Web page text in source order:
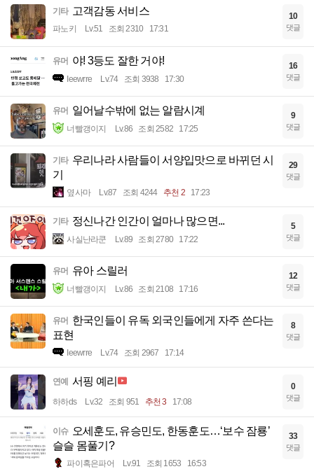
기타 고객감동 서비스
파노키 Lv.51 조회 2310 17:31
10
댓글
유머 야! 3등도 잘한 거야!
Ieewrre Lv.74 조회 3938 17:30
16
댓글
유머 일어날수밖에 없는 알람시계
너빨갱이지 Lv.86 조회 2582 17:25
9
댓글
기타 우리나라 사람들이 서양입맛으로 바뀌던 시
기
옆사마 Lv.87 조회 4244 추천 2 17:23
29
댓글
기타 정신나간 인간이 얼마나 많으면...
사실난라쿤 Lv.89 조회 2780 17:22
5
댓글
유머 유아 스릴러
너빨갱이지 Lv.86 조회 2108 17:16
12
댓글
유머 한국인들이 유독 외국인들에게 자주 쓴다는
표현
Ieewrre Lv.74 조회 2967 17:14
8
댓글
연예 서핑 예리
하하ds Lv.32 조회 951 추천 3 17:08
0
댓글
이슈 오세훈도, 유승민도, 한동훈도…‘보수 잠룡’
슬슬 몸풀기?
파이혹은파어 Lv.91 조회 1653 16:53
33
댓글